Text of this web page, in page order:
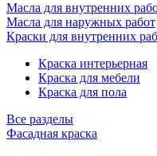
Масла для внутренних
Масла для наружных работ
Краски для внутренних
Краска интерьерная
Краска для мебели
Краска для пола
Все разделы
Фасадная краска